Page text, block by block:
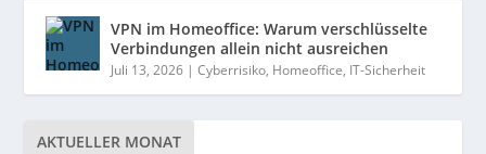
VPN im Homeoffice: Warum verschlüsselte
Verbindungen allein nicht ausreichen
Juli 13, 2026 |Cyberrisiko, Homeoffice, IT-Sicherheit
AKTUELLER MONAT